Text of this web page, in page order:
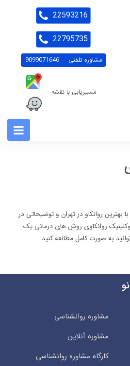
مشاوره تلفنی 9099071646
مسیریابی با نقشه
22593216
22795735
روانکاو در تهران و توضیحاتی در
وکلینیک روانکاوی روش های درمانی یک
به صورت کامل مطالعه کنید
مشاوره روانشناسی
مشاوره آنلاین
کارگاه مشاوره روانشناسی